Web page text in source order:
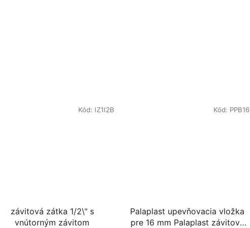
závitová zátka 1/2\" s
vnútorným závitom
Kód: IZ1I2B
Palaplast upevňovacia vložka
pre 16 mm Palaplast závitové
Kód: PPB16